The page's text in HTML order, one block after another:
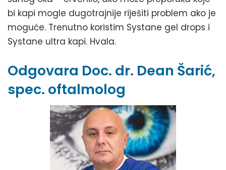
bi kapi mogle dugotrajnije riješiti problem ako je
moguće. Trenutno koristim Systane gel drops i
Systane ultra kapi. Hvala.
Odgovara Doc. dr. Dean Šarić,
spec. oftalmolog